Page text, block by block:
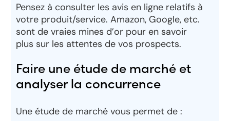
Pensez à consulter les avis en ligne relatifs à
votre produit/service. Amazon, Google, etc.
sont de vraies mines d’or pour en savoir
plus sur les attentes de vos prospects.
Faire une étude de marché et
analyser la concurrence
Une étude de marché vous permet de :